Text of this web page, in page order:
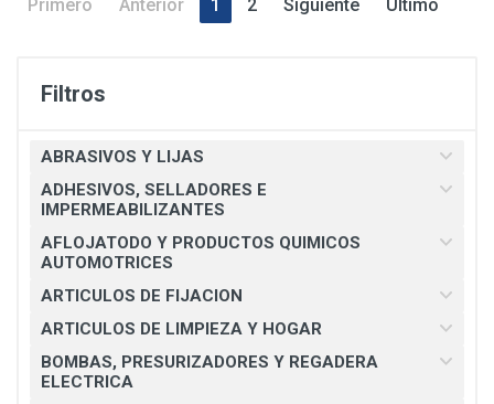
Filtros
ABRASIVOS Y LIJAS
ADHESIVOS, SELLADORES E
IMPERMEABILIZANTES
AFLOJATODO Y PRODUCTOS QUIMICOS
AUTOMOTRICES
ARTICULOS DE FIJACION
ARTICULOS DE LIMPIEZA Y HOGAR
BOMBAS, PRESURIZADORES Y REGADERA
ELECTRICA
Primero Anterior 1 2 Siguiente Último